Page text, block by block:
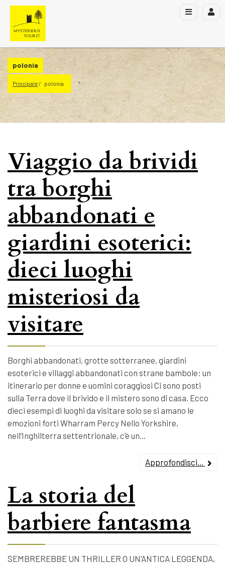
polonia
Principale polonia
Viaggio da brividi
tra borghi
abbandonati e
giardini esoterici:
dieci luoghi
misteriosi da
visitare
Borghi abbandonati, grotte sotterranee, giardini
esoterici e villaggi abbandonati con strane bambole: un
itinerario per donne e uomini coraggiosi Ci sono posti
sulla Terra dove il brivido e il mistero sono di casa. Ecco
dieci esempi di luoghi da visitare solo se si amano le
emozioni forti Wharram Percy Nello Yorkshire,
nell’Inghilterra settentrionale, c’è un…
Approfondisci...
La storia del
barbiere fantasma
SEMBREREBBE UN THRILLER O UN’ANTICA LEGGENDA,